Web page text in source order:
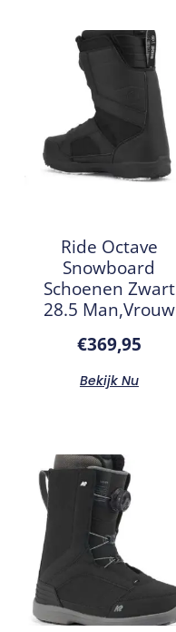
Ride Octave
Snowboard
Schoenen Zwart
28.5 Man,Vrouw
€369,95
Bekijk Nu